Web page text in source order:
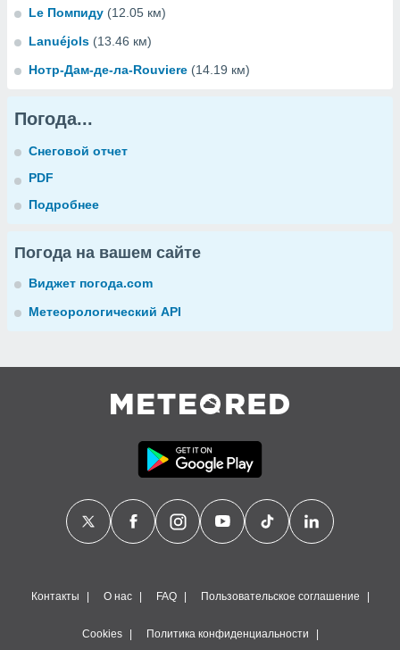
Le Помпиду (12.05 км)
Lanuéjols (13.46 км)
Нотр-Дам-де-ла-Rouviere (14.19 км)
Погода...
Снеговой отчет
PDF
Подробнее
Погода на вашем сайте
Виджет погода.com
Метеорологический API
Контакты О нас FAQ Пользовательское соглашение
Cookies Политика конфиденциальности